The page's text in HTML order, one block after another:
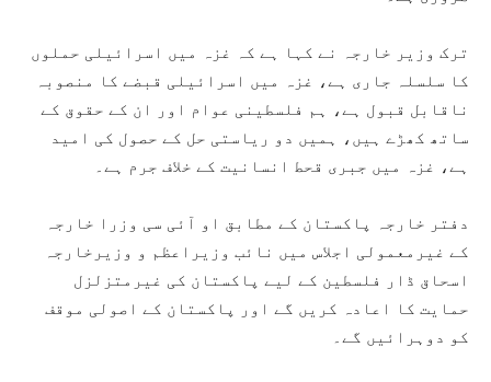
ترک وزیر خارجہ نے کہا ہے کہ غزہ میں اسرائیلی حملوں
کا سلسلہ جاری ہے، غزہ میں اسرائیلی قبضے کا منصوبہ
ناقابل قبول ہے، ہم فلسطینی عوام اور ان کے حقوق کے
ساتھ کھڑے ہیں، ہمیں دو ریاستی حل کے حصول کی امید
ہے، غزہ میں جبری قحط انسانیت کے خلاف جرم ہے۔
دفتر خارجہ پاکستان کے مطابق او آئی سی وزرا خارجہ
کے غیرمعمولی اجلاس میں نائب وزیراعظم و وزیرخارجہ
اسحاق ڈار فلسطین کے لیے پاکستان کی غیرمتزلزل
حمایت کا اعادہ کریں گے اور پاکستان کے اصولی موقف
کو دوہرائیں گے۔